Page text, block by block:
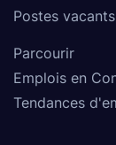
Postes
Parcourir
Emplois en
Tendances